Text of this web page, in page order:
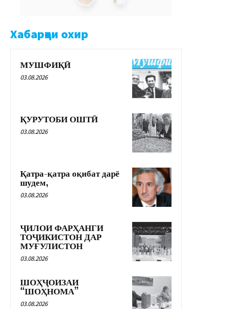
Хабарҳои охир
МУШФИҚӢ
03.08.2026
ҚУРУТОБИ ОШТӢ
03.08.2026
Қатра-қатра оқибат дарё
шудем,
03.08.2026
ҶИЛОИ ФАРҲАНГИ
ТОҶИКИСТОН ДАР
МУҒУЛИСТОН
03.08.2026
ШОҲҶОИЗАИ
“ШОҲНОМА”
03.08.2026